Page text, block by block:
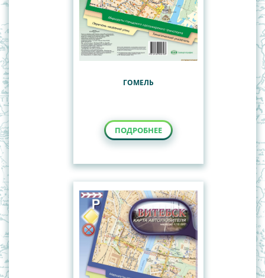
ГОМЕЛЬ
ПОДРОБНЕЕ